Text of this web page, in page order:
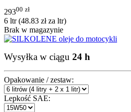
29300 zł
6 ltr (48.83 złza ltr)
Brak w magazynie
Wysyłka w ciągu 24 h
Opakowanie / zestaw:
Lepkość SAE: